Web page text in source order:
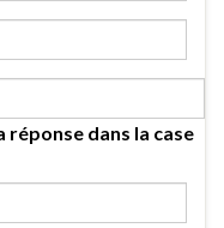
dans la case